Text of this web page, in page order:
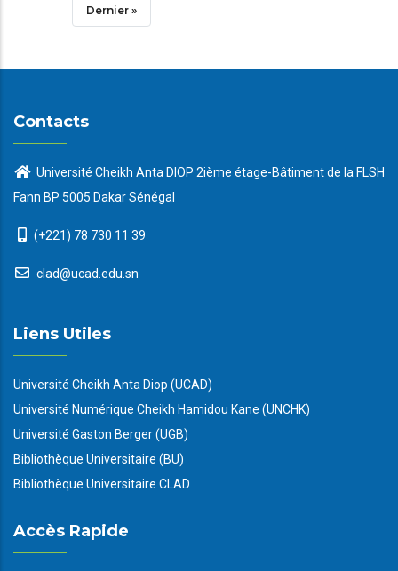
Dernière
Dernier »
Contacts
Université Cheikh Anta DIOP 2ième étage-Bâtiment de la FLSH
Fann BP 5005 Dakar Sénégal
(+221) 78 730 11 39
clad@ucad.edu.sn
Liens Utiles
Université Cheikh Anta Diop (UCAD)
Université Numérique Cheikh Hamidou Kane (UNCHK)
Université Gaston Berger (UGB)
Bibliothèque Universitaire (BU)
Bibliothèque Universitaire CLAD
Accès Rapide